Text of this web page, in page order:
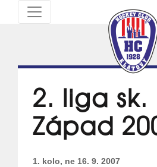
2. liga sk.
Západ
1. kolo, ne 16. 9. 2007